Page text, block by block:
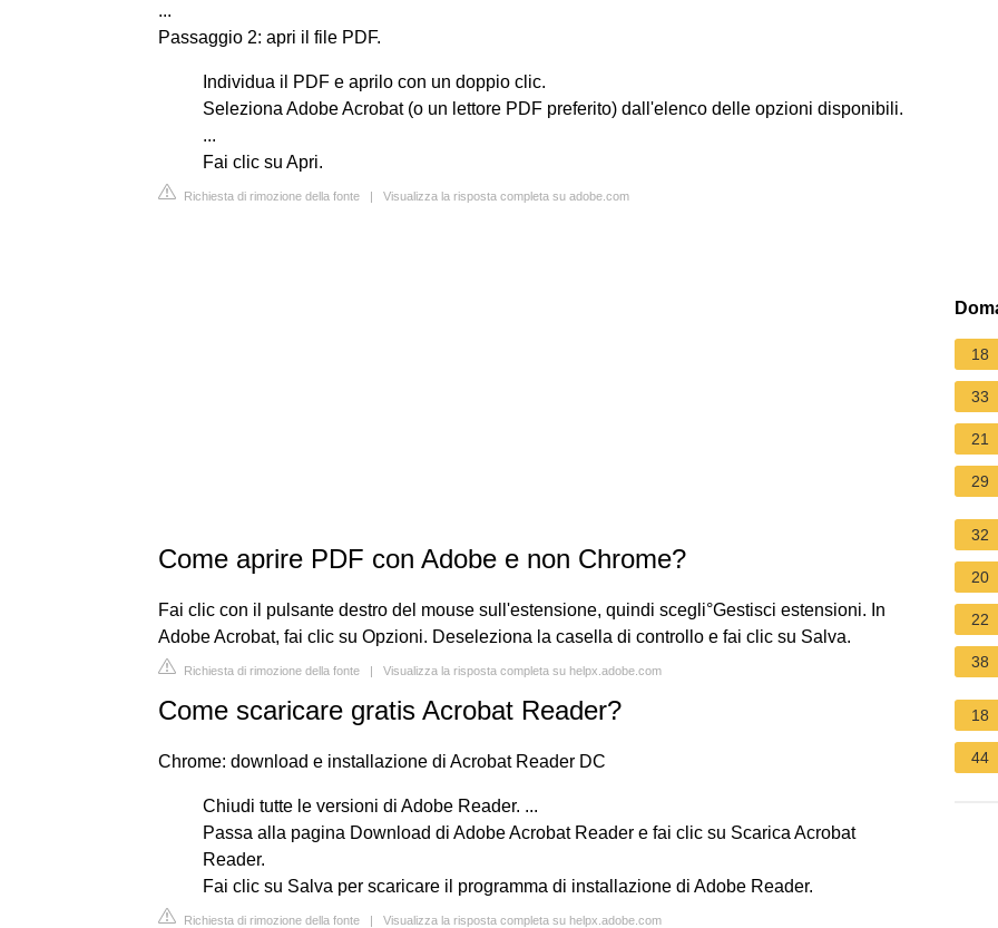
...
Passaggio 2: apri il file PDF.
Individua il PDF e aprilo con un doppio clic.
Seleziona Adobe Acrobat (o un lettore PDF preferito) dall'elenco delle opzioni disponibili.
...
Fai clic su Apri.
Richiesta di rimozione della fonte | Visualizza la risposta completa su adobe.com
Come aprire PDF con Adobe e non Chrome?
Fai clic con il pulsante destro del mouse sull'estensione, quindi scegli°Gestisci estensioni. In
Adobe Acrobat, fai clic su Opzioni. Deseleziona la casella di controllo e fai clic su Salva.
Richiesta di rimozione della fonte | Visualizza la risposta completa su helpx.adobe.com
Come scaricare gratis Acrobat Reader?
Chrome: download e installazione di Acrobat Reader DC
Chiudi tutte le versioni di Adobe Reader. ...
Passa alla pagina Download di Adobe Acrobat Reader e fai clic su Scarica Acrobat
Reader.
Fai clic su Salva per scaricare il programma di installazione di Adobe Reader.
Richiesta di rimozione della fonte | Visualizza la risposta completa su helpx.adobe.com
18
33
21
29
32
20
22
38
18
44